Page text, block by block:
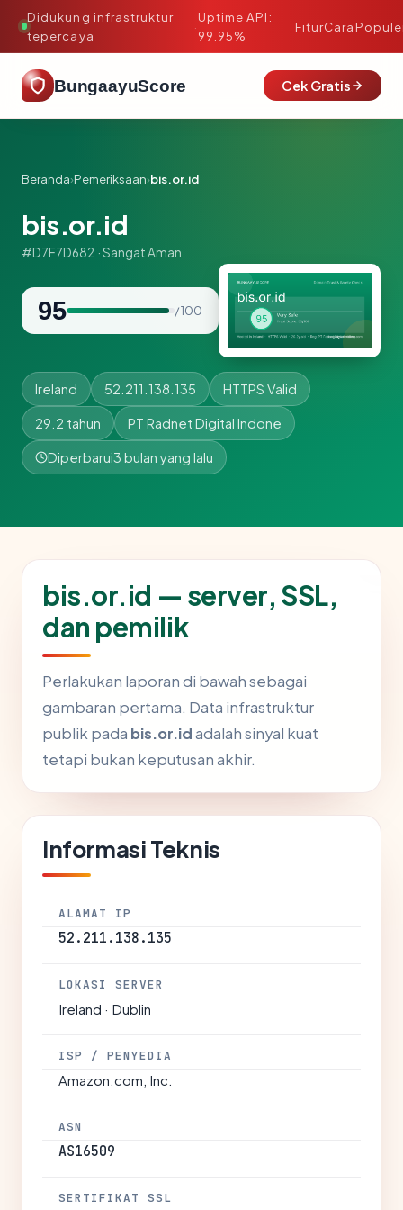
Didukung infrastruktur
tepercaya
·
Uptime API:
99.95%
FiturCara
BungaayuScore Cek Gratis
Beranda›Pemeriksaan›bis.or.id
bis.or.id
#D7F7D682 · Sangat Aman
95 / 100
Ireland 52.211.138.135 HTTPS Valid
29.2 tahun PT Radnet Digital Indone
Diperbarui3 bulan yang lalu
bis.or.id — server, SSL,
dan pemilik
Perlakukan laporan di bawah sebagai
gambaran pertama. Data infrastruktur
publik pada bis.or.idadalah sinyal kuat
tetapi bukan keputusan akhir.
Informasi Teknis
ALAMAT IP
52.211.138.135
LOKASI SERVER
Ireland · Dublin
ISP / PENYEDIA
Amazon.com, Inc.
ASN
AS16509
SERTIFIKAT SSL